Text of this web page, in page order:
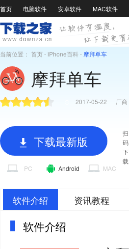
首页 电脑软件 安卓软件 MAC软件
当前位置： 首页-iPhone百科- 摩拜单车
摩拜单车
2017-05-22 厂商
下载最新版
PC Android MAC
扫
码
下
载
软件介绍 资讯教程
软件介绍